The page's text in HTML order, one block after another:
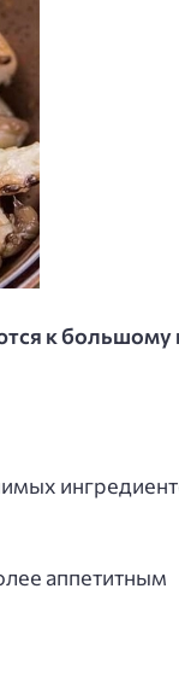
к большому
аппетитным